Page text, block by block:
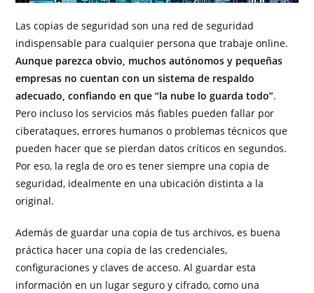
Las copias de seguridad son una red de seguridad
indispensable para cualquier persona que trabaje online.
Aunque parezca obvio, muchos autónomos y pequeñas
empresas no cuentan con un sistema de respaldo
adecuado, confiando en que “la nube lo guarda todo”.
Pero incluso los servicios más fiables pueden fallar por
ciberataques, errores humanos o problemas técnicos que
pueden hacer que se pierdan datos críticos en segundos.
Por eso, la regla de oro es tener siempre una copia de
seguridad, idealmente en una ubicación distinta a la
original.
Además de guardar una copia de tus archivos, es buena
práctica hacer una copia de las credenciales,
configuraciones y claves de acceso. Al guardar esta
información en un lugar seguro y cifrado, como una